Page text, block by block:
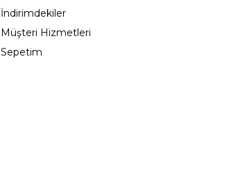
İndirimdekiler
Müşteri Hizmetleri
Sepetim